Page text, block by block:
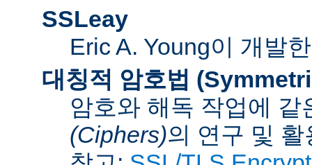
SSLeay
Eric A. Young이 개발
대칭적 암호법
암호와 해독 작업에
(Ciphers)의 연구 및 활